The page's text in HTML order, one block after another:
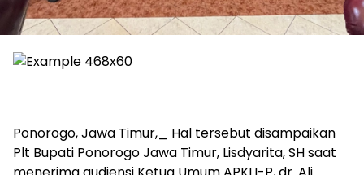
Ponorogo, Jawa Timur,_ Hal tersebut disampaikan
Plt Bupati Ponorogo Jawa Timur, Lisdyarita, SH saat